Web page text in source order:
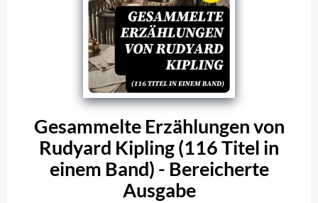
Gesammelte Erzählungen von
Rudyard Kipling (116 Titel in
einem Band) - Bereicherte
Ausgabe